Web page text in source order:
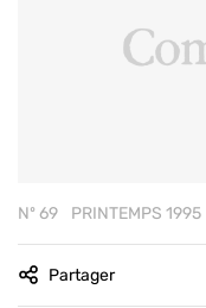
Nº 69 PRINTEMPS 1995
Partager